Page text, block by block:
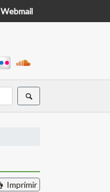
Webmail
Imprimir